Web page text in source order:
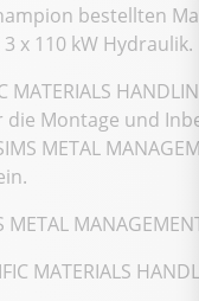
bestellten
x 110 kW Hydraulik.
MATERIALS
die Montage und
METAL
MATERIALS